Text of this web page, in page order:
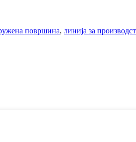
површина, линија за